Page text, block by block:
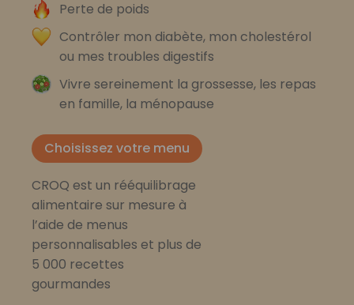
Perte de poids
Contrôler mon diabète, mon cholestérol
ou mes troubles digestifs
Vivre sereinement la grossesse, les repas
en famille, la ménopause
Choisissez votre menu
CROQ est un rééquilibrage
alimentaire sur mesure à
l’aide de menus
personnalisables et plus de
5 000 recettes
gourmandes